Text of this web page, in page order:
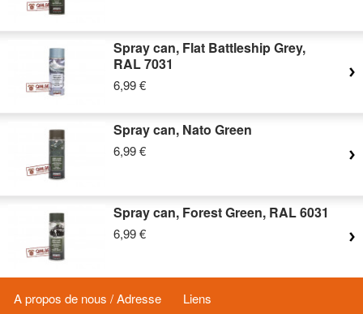
Spray can, Flat Battleship Grey,
RAL 7031
6,99 €
Spray can, Nato Green
6,99 €
Spray can, Forest Green, RAL 6031
6,99 €
A propos de nous / Adresse Liens